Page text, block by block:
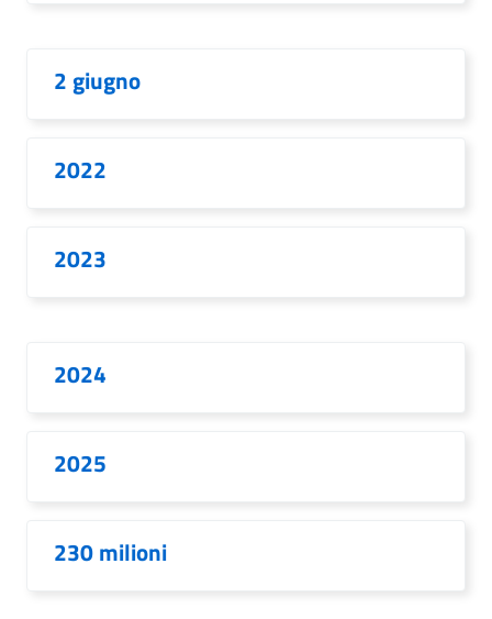
2 giugno
2022
2023
2024
2025
230 milioni